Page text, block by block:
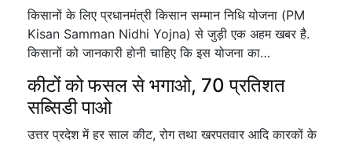
किसानों के लिए प्रधानमंत्री किसान सम्मान निधि योजना (PM
Kisan Samman Nidhi Yojna) से जुड़ी एक अहम खबर है.
किसानों को जानकारी होनी चाहिए कि इस योजना का…
कीटों को फसल से भगाओ, 70 प्रतिशत
सब्सिडी पाओ
उत्तर प्रदेश में हर साल कीट, रोग तथा खरपतवार आदि कारकों के